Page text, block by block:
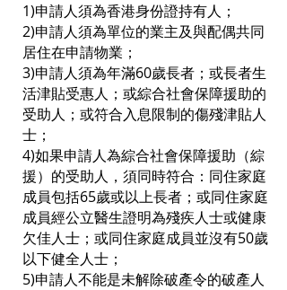
1)申請人須為香港身份證持有人；
2)申請人須為單位的業主及與配偶共同
居住在申請物業；
3)申請人須為年滿60歲長者；或長者生
活津貼受惠人；或綜合社會保障援助的
受助人；或符合入息限制的傷殘津貼人
士；
4)如果申請人為綜合社會保障援助（綜
援）的受助人，須同時符合：同住家庭
成員包括65歲或以上長者；或同住家庭
成員經公立醫生證明為殘疾人士或健康
欠佳人士；或同住家庭成員並沒有50歲
以下健全人士；
5)申請人不能是未解除破產令的破產人